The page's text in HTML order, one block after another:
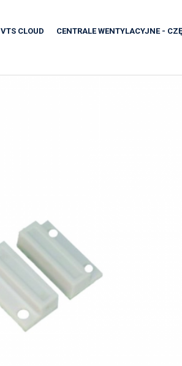
VTS CLOUD CENTRALE WENTYLACYJNE -